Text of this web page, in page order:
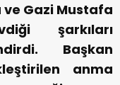
Gazi Mustafa
şarkıları
Başkan
anma